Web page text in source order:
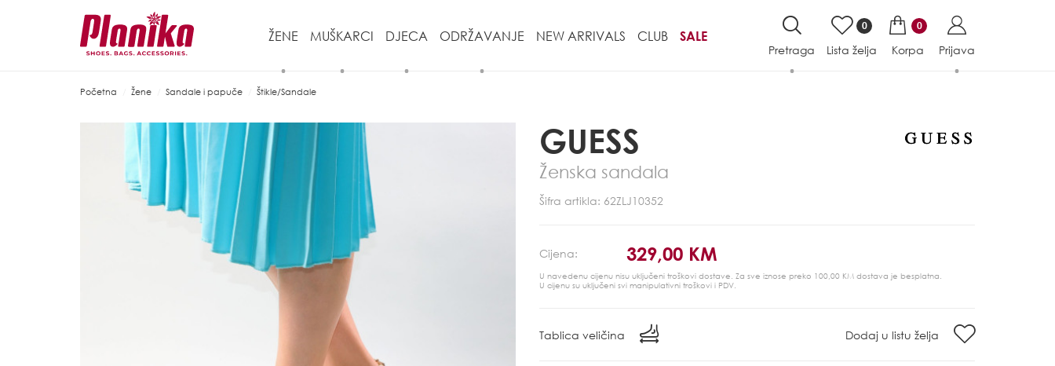
ŽENE MUŠKARCI DJECA ODRŽAVANJE NEW ARRIVALS CLUB SALE
Pretraga
0
Lista želja
0
Korpa Prijava
Početna Žene Sandale i papuče Štikle/Sandale
GUESS
Ženska sandala
Šifra artikla: 62ZLJ10352
Cijena: 329,00 KM
U navedenu cijenu nisu uključeni troškovi dostave. Za sve iznose preko 100,00 KM dostava je besplatna.
U cijenu su uključeni svi manipulativni troškovi i PDV.
Tablica veličina Dodaj u listu želja